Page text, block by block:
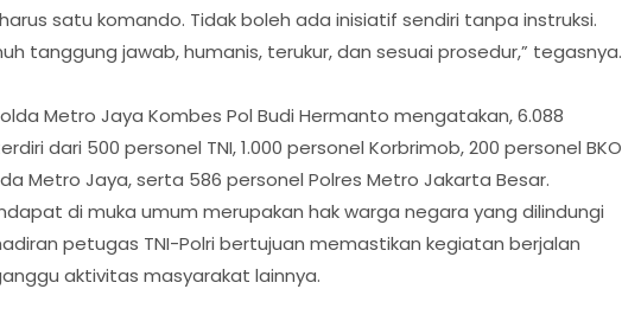
satu komando. Tidak boleh ada inisiatif sendiri tanpa instruksi.
tanggung jawab, humanis, terukur, dan sesuai prosedur,” tegasnya.
Metro Jaya Kombes Pol Budi Hermanto mengatakan, 6.088
dari 500 personel TNI, 1.000 personel Korbrimob, 200 personel BKO
Metro Jaya, serta 586 personel Polres Metro Jakarta Besar.
di muka umum merupakan hak warga negara yang dilindungi
petugas TNI-Polri bertujuan memastikan kegiatan berjalan
aktivitas masyarakat lainnya.